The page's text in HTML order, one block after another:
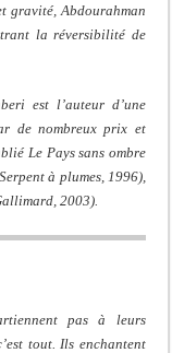
gravité, Abdourahman
la réversibilité de
est l’auteur d’une
de nombreux prix et
Le Pays sans ombre
à plumes, 1996),
2003).
pas à leurs
tout. Ils enchantent